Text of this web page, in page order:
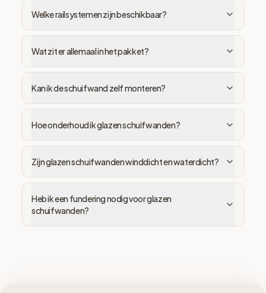
Welke railsystemen zijn beschikbaar?
Wat zit er allemaal in het pakket?
Kan ik de schuifwand zelf monteren?
Hoe onderhoud ik glazen schuifwanden?
Zijn glazen schuifwanden winddicht en waterdicht?
Heb ik een fundering nodig voor glazen
schuifwanden?